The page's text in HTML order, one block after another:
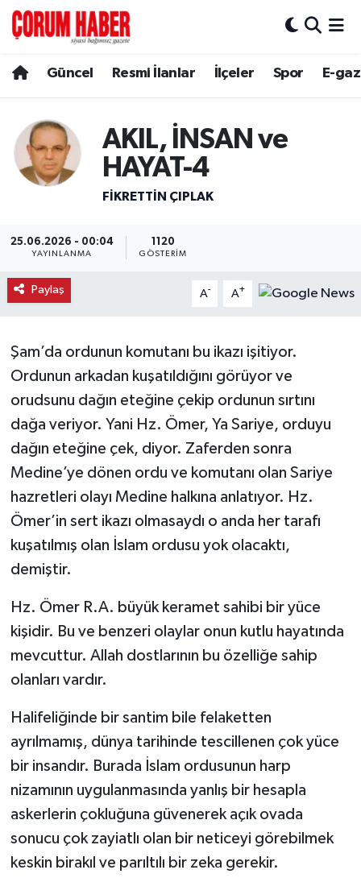
Güncel Resmi İlanlar İlçeler Spor E-
AKIL, İNSAN ve
HAYAT-4
FIKRETTIN ÇIPLAK
25.06.2026 - 00:04
YAYINLANMA
1120
GÖSTERIM
Paylaş A- A+
Şam’da ordunun komutanı bu ikazı işitiyor.
Ordunun arkadan kuşatıldığını görüyor ve
orudsunu dağın eteğine çekip ordunun sırtını
dağa veriyor. Yani Hz. Ömer, Ya Sariye, orduyu
dağın eteğine çek, diyor. Zaferden sonra
Medine’ye dönen ordu ve komutanı olan Sariye
hazretleri olayı Medine halkına anlatıyor. Hz.
Ömer’in sert ikazı olmasaydı o anda her tarafı
kuşatılmış olan İslam ordusu yok olacaktı,
demiştir.
Hz. Ömer R.A. büyük keramet sahibi bir yüce
kişidir. Bu ve benzeri olaylar onun kutlu hayatında
mevcuttur. Allah dostlarının bu özelliğe sahip
olanları vardır.
Halifeliğinde bir santim bile felaketten
ayrılmamış, dünya tarihinde tescillenen çok yüce
bir insandır. Burada İslam ordusunun harp
nizamının uygulanmasında yanlış bir hesapla
askerlerin çokluğuna güvenerek açık ovada
sonucu çok zayiatlı olan bir neticeyi görebilmek
keskin birakıl ve parıltılı bir zeka gerekir.
Spor
Resmi İlanlar
Alaca
Dodurga
İskilip
Laçin
Mecitözü
Oğuzlar
Ortaköy
Osmancık
Sungurlu
Uğurludağ
Sağlık
Hava Durumu
Çorum Namaz Vakitleri
Trafik Durumu
Son Dakika Haberleri
Haber Arşivi